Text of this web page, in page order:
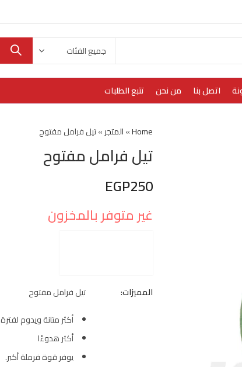
اتصل بنا من نحن تتبع الطلبات
Home
»المتجر»تيل فرامل مفتوح
تيل فرامل مفتوح
EGP250
غير متوفر بالمخزون
المميزات:
تيل فرامل مفتوح
أكثر متانة ويدوم
أكثر هدوءًا
يوفر قوة فرملة أكبر.